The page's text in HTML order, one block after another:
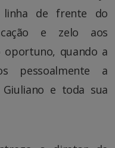
linha de frente do
e zelo aos
oportuno, quando a
pessoalmente a
Giuliano e toda sua